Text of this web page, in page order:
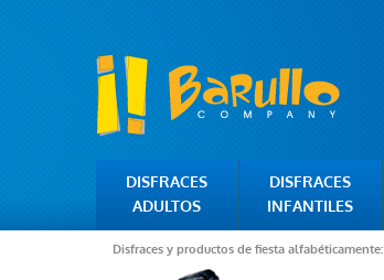
DISFRACES
ADULTOS
DISFRACES
INFANTILES
Disfraces y productos de fiesta alfabéticamente: